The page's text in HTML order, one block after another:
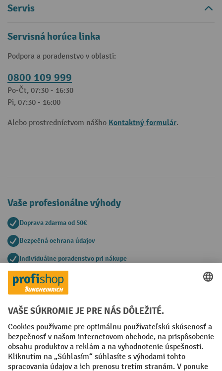
Servis
Servisná horúca linka
Podpora a poradenstvo v oblasti:
0800 109 999
Po-Čt, 07:30 - 16:30
Pi, 07:30 - 16:00
Alebo prostredníctvom nášho Kontaktný formulár.
Vaše profesionálne výhody
Doprava zdarma od 50€
Bezpečná ochrana údajov
Individuálne poradenstvo pri nákupe
Spôsoby platby
Faktúra Predplatba